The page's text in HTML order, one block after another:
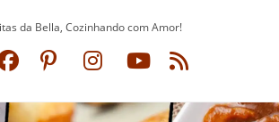
da Bella, Cozinhando com Amor!